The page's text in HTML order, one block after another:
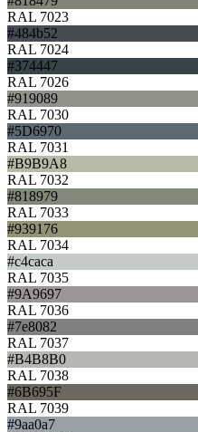
RAL 7023
#484b52
RAL 7024
#374447
RAL 7026
#919089
RAL 7030
#5D6970
RAL 7031
#B9B9A8
RAL 7032
#818979
RAL 7033
#939176
RAL 7034
#c4caca
RAL 7035
#9A9697
RAL 7036
#7e8082
RAL 7037
#B4B8B0
RAL 7038
#6B695F
RAL 7039
#9aa0a7